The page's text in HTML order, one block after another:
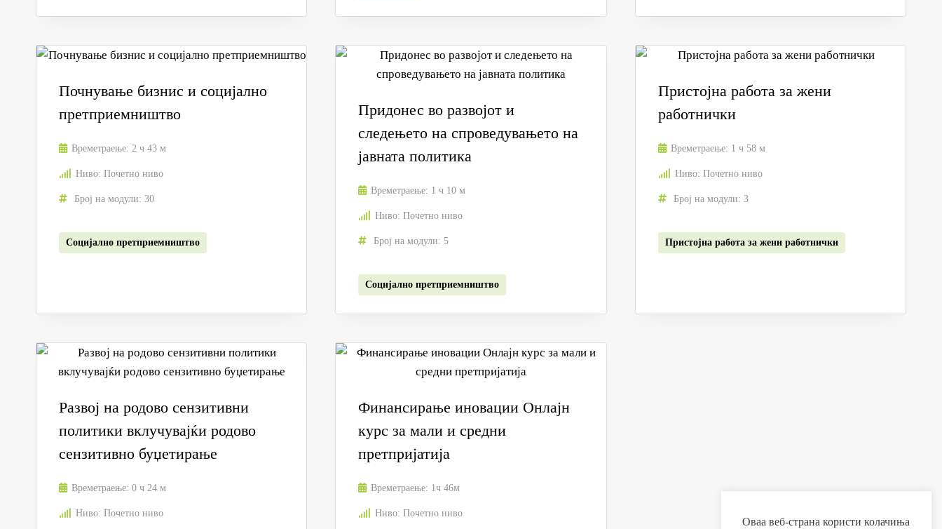
Почнување бизнис и социјално
претприемништво
Времетраење: 2 ч 43 м
Ниво: Почетно ниво
Број на модули: 30
Социјално претприемништво
Придонес во развојот и
следењето на спроведувањето на
јавната политика
Времетраење: 1 ч 10 м
Ниво:Почетно ниво
Број на модули: 5
Социјално претприемништво
Пристојна работа за жени
работнички
Времетраење: 1 ч 58 м
Ниво: Почетно ниво
Број на модули: 3
Пристојна работа за жени работнички
Развој на родово сензитивни
политики вклучувајќи родово
сензитивно буџетирање
Времетраење: 0 ч 24 м
Ниво: Почетно ниво
Финансирање иновации Онлајн
курс за мали и средни
претпријатија
Времетраење: 1ч 46м
Ниво:Почетно ниво
Оваа веб-страна користи колачиња